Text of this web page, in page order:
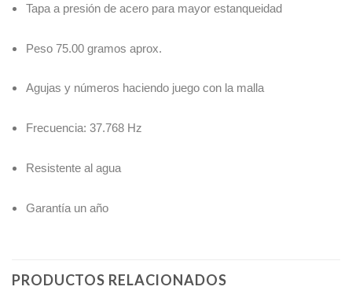
Tapa a presión de acero para mayor estanqueidad
Peso 75.00 gramos aprox.
Agujas y números haciendo juego con la malla
Frecuencia: 37.768 Hz
Resistente al agua
Garantía un año
PRODUCTOS RELACIONADOS